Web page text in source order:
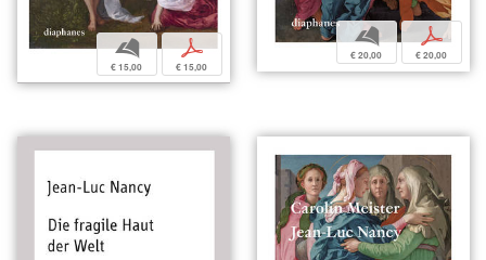
b
€ 15,00
p
€ 15,00
b
€ 20,00
p
€ 20,00